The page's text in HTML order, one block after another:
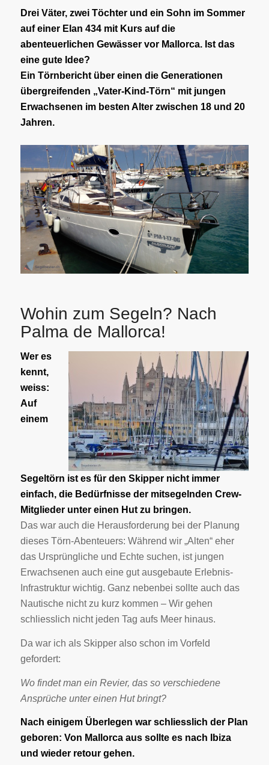
Drei Väter, zwei Töchter und ein Sohn im Sommer
auf einer Elan 434 mit Kurs auf die
abenteuerlichen Gewässer vor Mallorca. Ist das
eine gute Idee?
Ein Törnbericht über einen die Generationen
übergreifenden „Vater-Kind-Törn“ mit jungen
Erwachsenen im besten Alter zwischen 18 und 20
Jahren.
Wohin zum Segeln? Nach
Palma de Mallorca!
Wer es
kennt,
weiss:
Auf
einem
Segeltörn ist es für den Skipper nicht immer
einfach, die Bedürfnisse der mitsegelnden Crew-
Mitglieder unter einen Hut zu bringen.
Das war auch die Herausforderung bei der Planung
dieses Törn-Abenteuers: Während wir „Alten“ eher
das Ursprüngliche und Echte suchen, ist jungen
Erwachsenen auch eine gut ausgebaute Erlebnis-
Infrastruktur wichtig. Ganz nebenbei sollte auch das
Nautische nicht zu kurz kommen – Wir gehen
schliesslich nicht jeden Tag aufs Meer hinaus.
Da war ich als Skipper also schon im Vorfeld
gefordert:
Wo findet man ein Revier, das so verschiedene
Ansprüche unter einen Hut bringt?
Nach einigem Überlegen war schliesslich der Plan
geboren: Von Mallorca aus sollte es nach Ibiza
und wieder retour gehen.